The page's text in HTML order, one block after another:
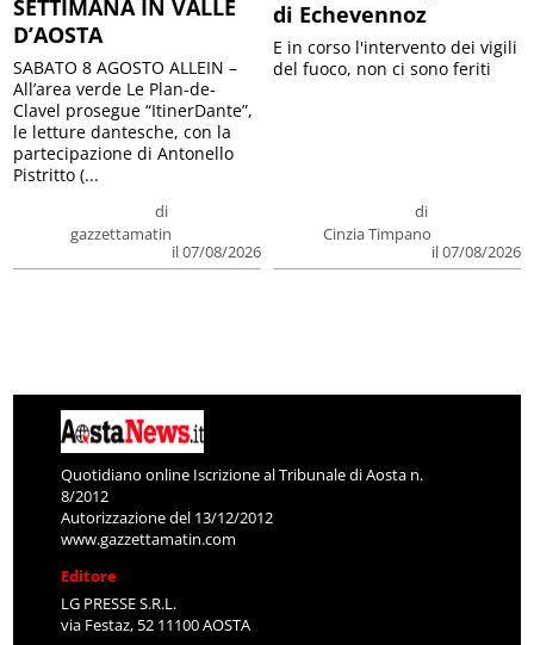
SETTIMANA IN VALLE
D’AOSTA
di
gazzettamatin
il 07/08/2026
SABATO 8 AGOSTO ALLEIN –
All’area verde Le Plan-de-
Clavel prosegue “ItinerDante”,
le letture dantesche, con la
partecipazione di Antonello
Pistritto (...
di Echevennoz
di
Cinzia Timpano
il 07/08/2026
E in corso l'intervento dei vigili
del fuoco, non ci sono feriti
Quotidiano online Iscrizione al Tribunale di Aosta n.
8/2012
Autorizzazione del 13/12/2012
www.gazzettamatin.com
Editore
LG PRESSE S.R.L.
via Festaz, 52 11100 AOSTA